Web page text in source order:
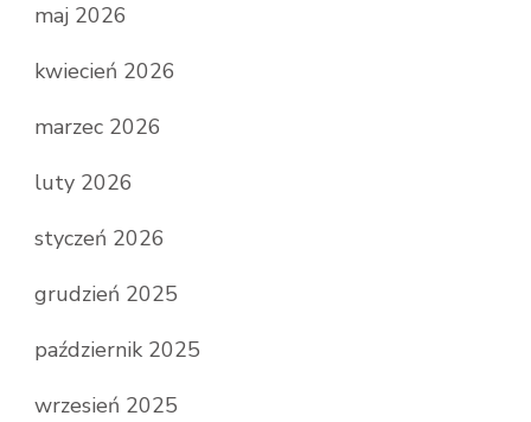
maj 2026
kwiecień 2026
marzec 2026
luty 2026
styczeń 2026
grudzień 2025
październik 2025
wrzesień 2025